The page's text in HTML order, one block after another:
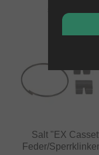
Salt "EX
Feder/